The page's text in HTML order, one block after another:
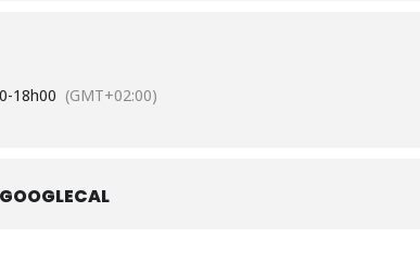
-18h00 (GMT+02:00)
GOOGLECAL